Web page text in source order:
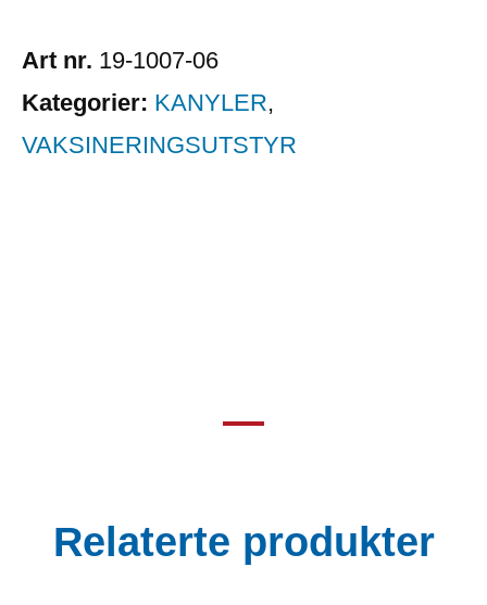
Art nr. 19-1007-06
Kategorier: KANYLER,
VAKSINERINGSUTSTYR
Relaterte produkter